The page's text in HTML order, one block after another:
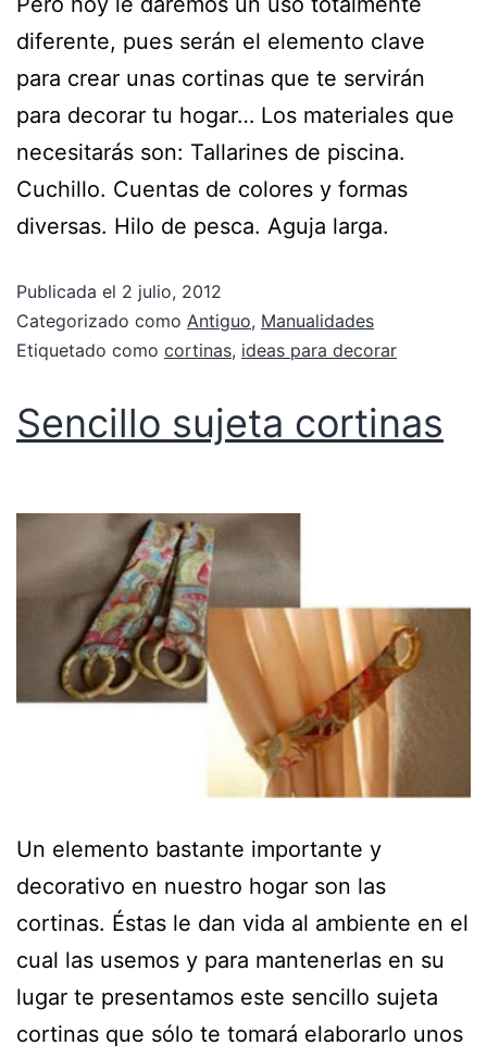
diferente, pues serán el elemento clave
para crear unas cortinas que te servirán
para decorar tu hogar… Los materiales que
necesitarás son: Tallarines de piscina.
Cuchillo. Cuentas de colores y formas
diversas. Hilo de pesca. Aguja larga.
Publicada el 2 julio, 2012
Categorizado como Antiguo, Manualidades
Etiquetado como cortinas, ideas para decorar
Sencillo sujeta cortinas
Un elemento bastante importante y
decorativo en nuestro hogar son las
cortinas. Éstas le dan vida al ambiente en el
cual las usemos y para mantenerlas en su
lugar te presentamos este sencillo sujeta
cortinas que sólo te tomará elaborarlo unos